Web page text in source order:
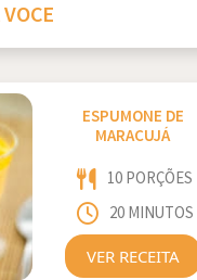
ESPUMONE DE
MARACUJÁ
10 PORÇÕES
20 MINUTOS
VER RECEITA